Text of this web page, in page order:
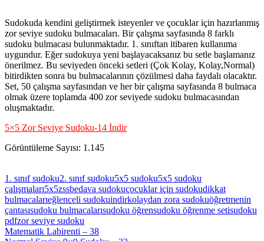
Sudokuda kendini geliştirmek isteyenler ve çocuklar için hazırlanmış
zor seviye sudoku bulmacaları. Bir çalışma sayfasında 8 farklı
sudoku bulmacası bulunmaktadır. 1. sınıftan itibaren kullanıma
uygundur. Eğer sudokuya yeni başlayacaksanız bu setle başlamanız
önerilmez. Bu seviyeden önceki setleri (Çok Kolay, Kolay,Normal)
bitirdikten sonra bu bulmacalarının çözülmesi daha faydalı olacaktır.
Set, 50 çalışma sayfasından ve her bir çalışma sayfasında 8 bulmaca
olmak üzere toplamda 400 zor seviyede sudoku bulmacasından
oluşmaktadır.
5×5 Zor Seviye Sudoku-14 İndir
Görüntüleme Sayısı: 1.145
1. sınıf sudoku2. sınıf sudoku5x5 sudoku5x5 sudoku
çalışmaları5x5zssbedava sudokuçocuklar için sudokudikkat
bulmacalarıeğlenceli sudokuindirkolaydan zora sudokuöğretmenin
çantasısudoku bulmacalarısudoku öğrensudoku öğrenme setisudoku
pdfzor seviye sudoku
Yazı
Previous
Matematik Labirenti – 38